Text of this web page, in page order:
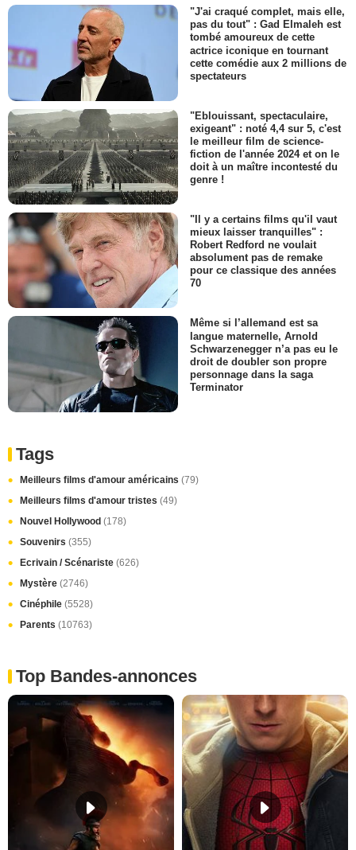
"J'ai craqué complet, mais elle,
pas du tout" : Gad Elmaleh est
tombé amoureux de cette
actrice iconique en tournant
cette comédie aux 2 millions de
spectateurs
"Eblouissant, spectaculaire,
exigeant" : noté 4,4 sur 5, c'est
le meilleur film de science-
fiction de l'année 2024 et on le
doit à un maître incontesté du
genre !
"Il y a certains films qu'il vaut
mieux laisser tranquilles" :
Robert Redford ne voulait
absolument pas de remake
pour ce classique des années
70
Même si l’allemand est sa
langue maternelle, Arnold
Schwarzenegger n’a pas eu le
droit de doubler son propre
personnage dans la saga
Terminator
Tags
Meilleurs films d'amour américains (79)
Meilleurs films d'amour tristes (49)
Nouvel Hollywood (178)
Souvenirs (355)
Ecrivain / Scénariste (626)
Mystère (2746)
Cinéphile (5528)
Parents (10763)
Top Bandes-annonces